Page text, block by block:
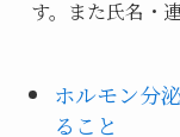
す。また氏名・
ホルモン分
ること